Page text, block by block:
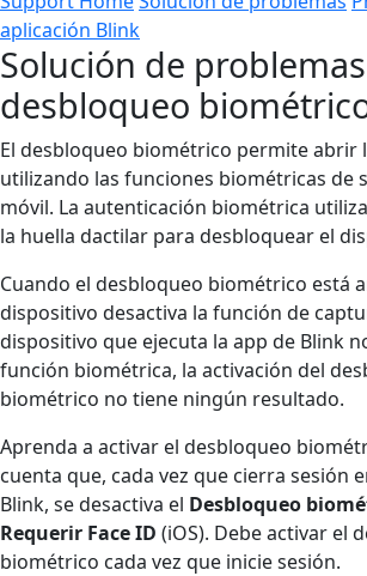
aplicación Blink
Solución de
desbloqueo
El desbloqueo biométrico permite abrir
utilizando las funciones biométricas de
móvil. La autenticación biométrica
la huella dactilar para desbloquear el
Cuando el desbloqueo biométrico está
dispositivo desactiva la función de
dispositivo que ejecuta la app de Blink
función biométrica, la activación del
biométrico no tiene ningún resultado.
Aprenda a activar el desbloqueo
cuenta que, cada vez que cierra sesión
Blink, se desactiva el Desbloqueo
Requerir Face ID (iOS). Debe activar el
biométrico cada vez que inicie sesión.